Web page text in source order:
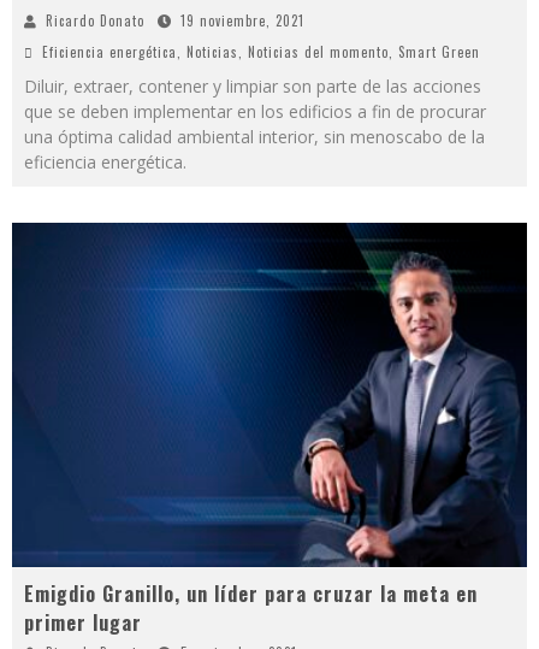
Ricardo Donato
19 noviembre, 2021
Eficiencia energética, Noticias, Noticias del momento, Smart Green
Diluir, extraer, contener y limpiar son parte de las acciones
que se deben implementar en los edificios a fin de procurar
una óptima calidad ambiental interior, sin menoscabo de la
eficiencia energética.
Emigdio Granillo, un líder para cruzar la meta en
primer lugar